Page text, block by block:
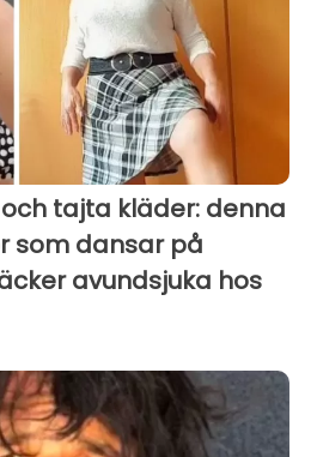
tajta kläder: denna
som dansar på
avundsjuka hos